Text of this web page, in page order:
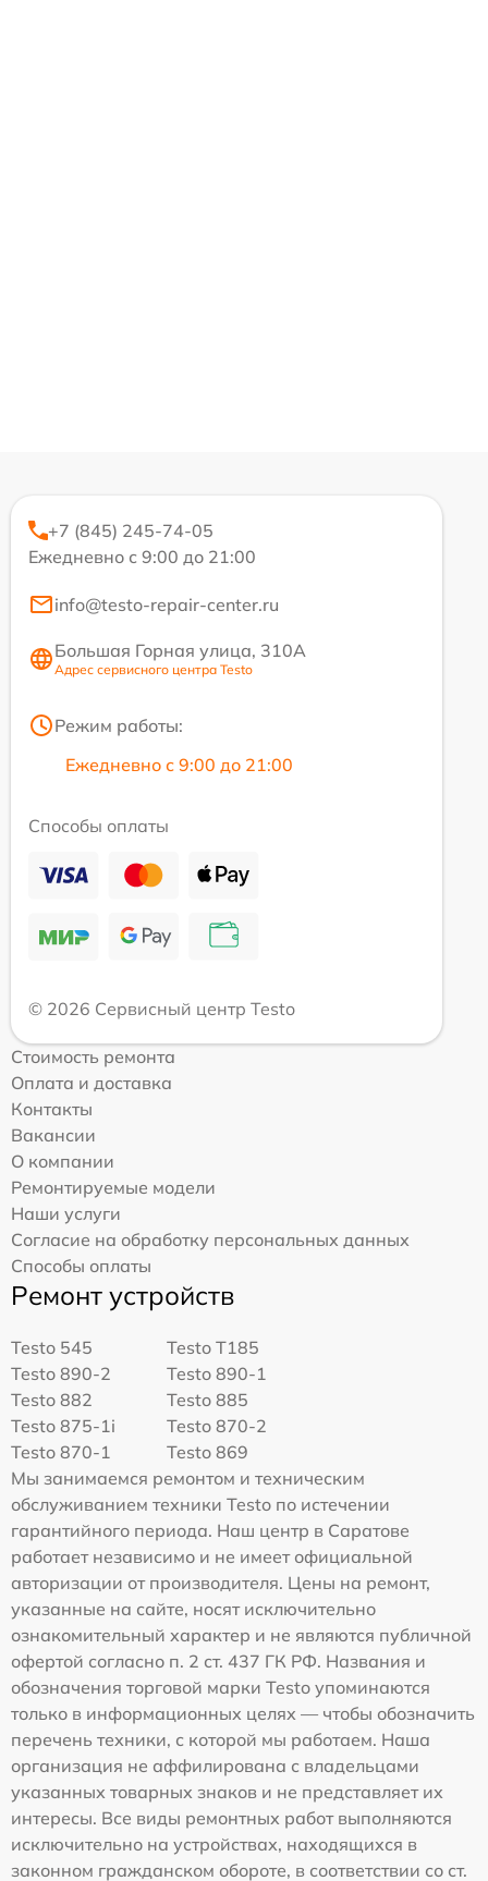
+7 (845) 245-74-05
Ежедневно с 9:00 до 21:00
info@testo-repair-center.ru
Большая Горная улица, 310А
Адрес сервисного центра Testo
Режим работы:
Ежедневно с 9:00 до 21:00
Способы оплаты
© 2026 Сервисный центр Testo
Стоимость ремонта
Оплата и доставка
Контакты
Вакансии
О компании
Ремонтируемые модели
Наши услуги
Согласие на обработку персональных данных
Способы оплаты
Ремонт устройств
Testo 545
Testo T185
Testo 890-2
Testo 890-1
Testo 882
Testo 885
Testo 875-1i
Testo 870-2
Testo 870-1
Testo 869
Мы занимаемся ремонтом и техническим
обслуживанием техники Testo по истечении
гарантийного периода. Наш центр в Саратове
работает независимо и не имеет официальной
авторизации от производителя. Цены на ремонт,
указанные на сайте, носят исключительно
ознакомительный характер и не являются публичной
офертой согласно п. 2 ст. 437 ГК РФ. Названия и
обозначения торговой марки Testo упоминаются
только в информационных целях — чтобы обозначить
перечень техники, с которой мы работаем. Наша
организация не аффилирована с владельцами
указанных товарных знаков и не представляет их
интересы. Все виды ремонтных работ выполняются
исключительно на устройствах, находящихся в
законном гражданском обороте, в соответствии со ст.